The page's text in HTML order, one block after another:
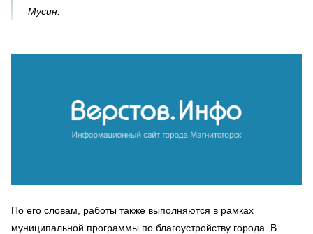
Мусин.
По его словам, работы также выполняются в рамках
муниципальной программы по благоустройству города. В